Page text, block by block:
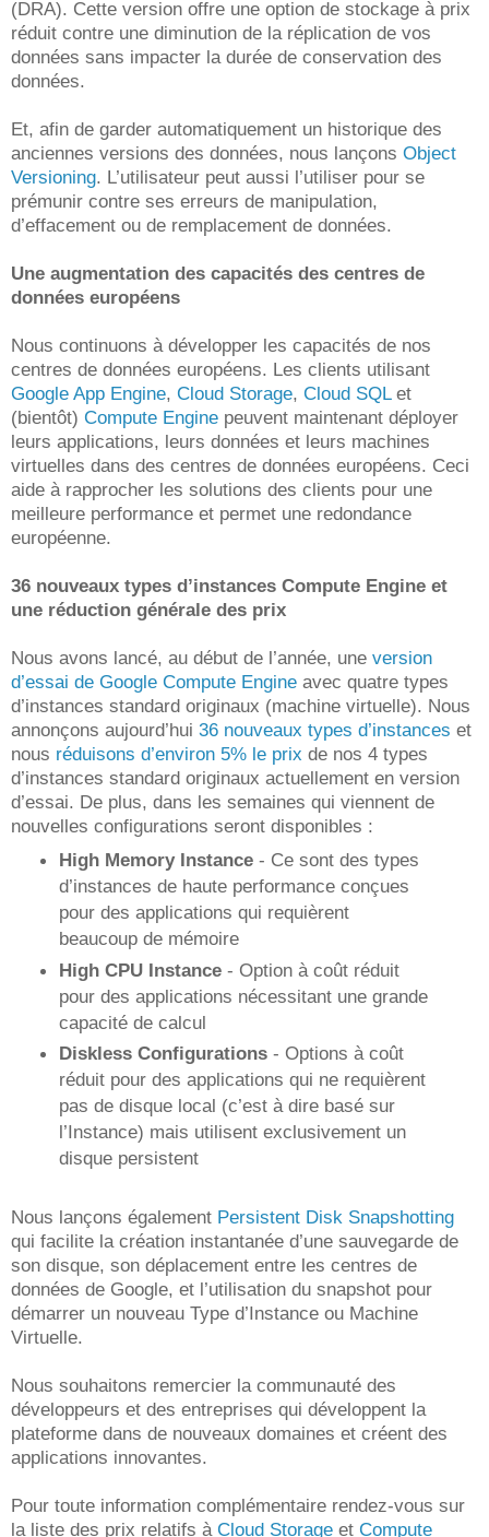
(DRA). Cette version offre une option de stockage à prix
réduit contre une diminution de la réplication de vos
données sans impacter la durée de conservation des
données.
Et, afin de garder automatiquement un historique des
anciennes versions des données, nous lançons Object
Versioning. L’utilisateur peut aussi l’utiliser pour se
prémunir contre ses erreurs de manipulation,
d’effacement ou de remplacement de données.
Une augmentation des capacités des centres de
données européens
Nous continuons à développer les capacités de nos
centres de données européens. Les clients utilisant
Google App Engine, Cloud Storage, Cloud SQLet
(bientôt) Compute Engine peuvent maintenant déployer
leurs applications, leurs données et leurs machines
virtuelles dans des centres de données européens. Ceci
aide à rapprocher les solutions des clients pour une
meilleure performance et permet une redondance
européenne.
36 nouveaux types d’instances Compute Engine et
une réduction générale des prix
Nous avons lancé, au début de l’année, une version
d’essai de Google Compute Engine avec quatre types
d’instances standard originaux (machine virtuelle). Nous
annonçons aujourd’hui 36 nouveaux types d’instances et
nous réduisons d’environ 5% le prix de nos 4 types
d’instances standard originaux actuellement en version
d’essai. De plus, dans les semaines qui viennent de
nouvelles configurations seront disponibles :
High Memory Instance- Ce sont des types
d’instances de haute performance conçues
pour des applications qui requièrent
beaucoup de mémoire
High CPU Instance- Option à coût réduit
pour des applications nécessitant une grande
capacité de calcul
Diskless Configurations- Options à coût
réduit pour des applications qui ne requièrent
pas de disque local (c’est à dire basé sur
l’Instance) mais utilisent exclusivement un
disque persistent
Nous lançons également Persistent Disk Snapshotting
qui facilite la création instantanée d’une sauvegarde de
son disque, son déplacement entre les centres de
données de Google, et l’utilisation du snapshot pour
démarrer un nouveau Type d’Instance ou Machine
Virtuelle.
Nous souhaitons remercier la communauté des
développeurs et des entreprises qui développent la
plateforme dans de nouveaux domaines et créent des
applications innovantes.
Pour toute information complémentaire rendez-vous sur
la liste des prix relatifs à Cloud Storage et Compute